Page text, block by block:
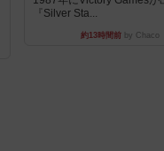
『Silver Sta...
約13時間前by Chaco